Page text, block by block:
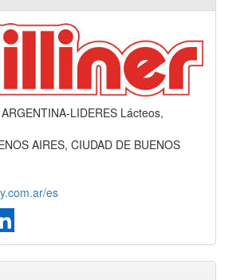
LIDERES Lácteos,
AIRES, CIUDAD DE BUENOS
es